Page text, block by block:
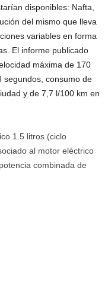
disponibles: Nafta,
del mismo que lleva
variables en forma
El informe publicado
máxima de 170
segundos, consumo de
y de 7,7 l/100 km en
1.5 litros (ciclo
al motor eléctrico
combinada de